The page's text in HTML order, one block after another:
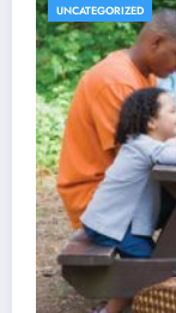
UNCATEGORIZED